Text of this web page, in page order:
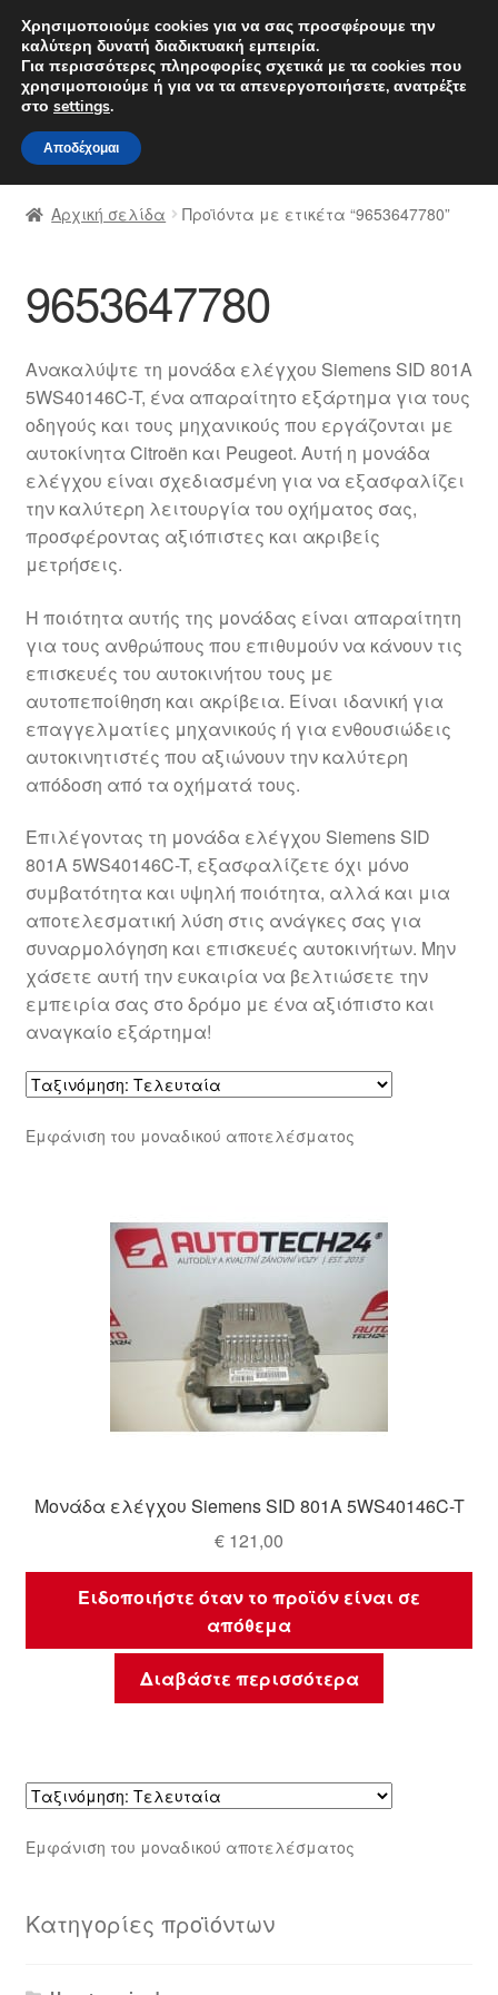
ΑΠΟΣΤΟΛΗ από 7 EUR
Δευτέρα-Παρ. 9 π.μ. - 4 μ.μ.
Απευθείας
μετάβαση
στην
πλοήγηση
Μετάβαση
σε
περιεχόμενο
Αρχική
Διαδικασία Παραπόνων
Επικοινωνία
Μεταφορά
Ο λογαριασμός μου
Ολοκλήρωση αγοράς
Παγκόσμια αποστολή
Παράπονα
πληρωμές
Σχετικά με εμάς
Αρχική σελίδα Προϊόντα με ετικέτα “9653647780”
9653647780
Ανακαλύψτε τη μονάδα ελέγχου Siemens SID 801A
5WS40146C-T, ένα απαραίτητο εξάρτημα για τους
οδηγούς και τους μηχανικούς που εργάζονται με
αυτοκίνητα Citroën και Peugeot. Αυτή η μονάδα
ελέγχου είναι σχεδιασμένη για να εξασφαλίζει
την καλύτερη λειτουργία του οχήματος σας,
προσφέροντας αξιόπιστες και ακριβείς
μετρήσεις.
Η ποιότητα αυτής της μονάδας είναι απαραίτητη
για τους ανθρώπους που επιθυμούν να κάνουν τις
επισκευές του αυτοκινήτου τους με
αυτοπεποίθηση και ακρίβεια. Είναι ιδανική για
επαγγελματίες μηχανικούς ή για ενθουσιώδεις
αυτοκινητιστές που αξιώνουν την καλύτερη
απόδοση από τα οχήματά τους.
Επιλέγοντας τη μονάδα ελέγχου Siemens SID
801A 5WS40146C-T, εξασφαλίζετε όχι μόνο
συμβατότητα και υψηλή ποιότητα, αλλά και μια
αποτελεσματική λύση στις ανάγκες σας για
συναρμολόγηση και επισκευές αυτοκινήτων. Μην
χάσετε αυτή την ευκαιρία να βελτιώσετε την
εμπειρία σας στο δρόμο με ένα αξιόπιστο και
αναγκαίο εξάρτημα!
Εμφάνιση του μοναδικού αποτελέσματος
Μονάδα ελέγχου Siemens SID 801A 5WS40146C-T
€ 121,00
Ειδοποιήστε όταν το προϊόν είναι σε
απόθεμα
Διαβάστε περισσότερα
Εμφάνιση του μοναδικού αποτελέσματος
Κατηγορίες προϊόντων
Χρησιμοποιούμε cookies για να σας προσφέρουμε την
καλύτερη δυνατή διαδικτυακή εμπειρία.
Για περισσότερες πληροφορίες σχετικά με τα cookies που
χρησιμοποιούμε ή για να τα απενεργοποιήσετε, ανατρέξτε
στο settings.
Αποδέχομαι